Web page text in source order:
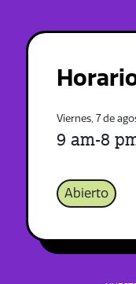
Viernes, 7 de
9 am-8
Abierto